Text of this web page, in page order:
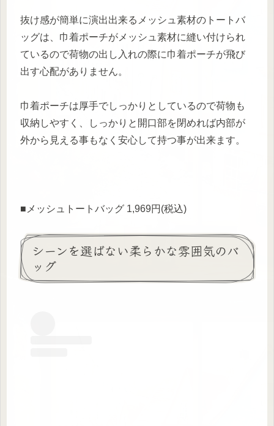
抜け感が簡単に演出出来るメッシュ素材のトートバ
ッグは、巾着ポーチがメッシュ素材に縫い付けられ
ているので荷物の出し入れの際に巾着ポーチが飛び
出す心配がありません。
巾着ポーチは厚手でしっかりとしているので荷物も
収納しやすく、しっかりと開口部を閉めれば内部が
外から見える事もなく安心して持つ事が出来ます。
■メッシュトートバッグ 1,969円(税込)
シーンを選ばない柔らかな雰囲気のバ
ッグ